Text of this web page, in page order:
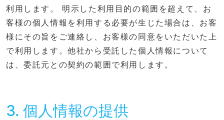
利用します。 明示した利用目的の範囲を超えて、お
客様の個人情報を利用する必要が生じた場合は、お客
様にその旨をご連絡し、お客様の同意をいただいた上
で利用します。他社から受託した個人情報について
は、委託元との契約の範囲で利用します。
3. 個人情報の提供